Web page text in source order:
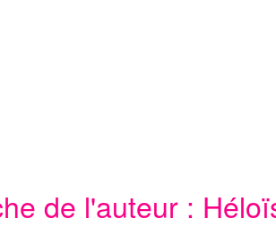
de l'auteur :